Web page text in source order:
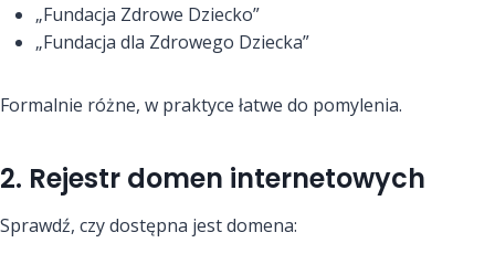
„Fundacja Zdrowe Dziecko”
„Fundacja dla Zdrowego Dziecka”
Formalnie różne, w praktyce łatwe do pomylenia.
2. Rejestr domen internetowych
Sprawdź, czy dostępna jest domena: